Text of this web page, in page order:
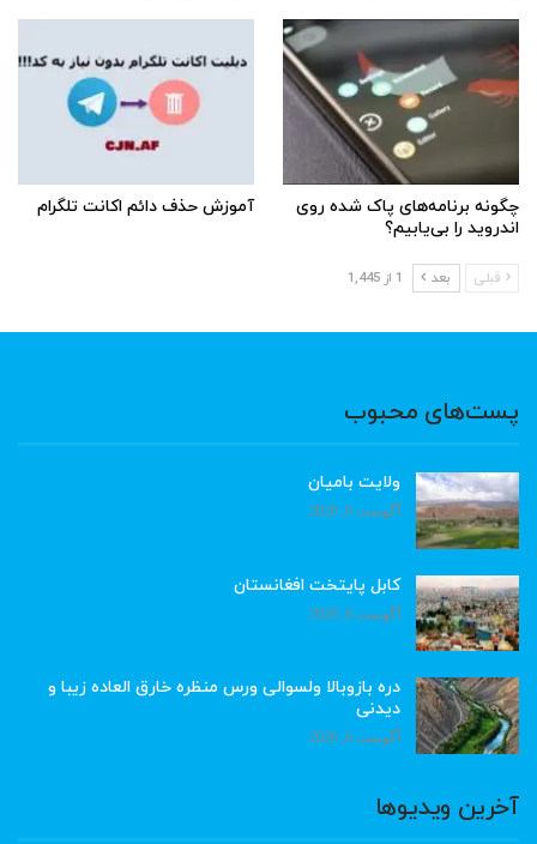
چگونه برنامه‌های پاک شده روی
اندروید را بی‌یابیم؟
آموزش حذف دائم اکانت تلگرام
قبلی بعد 1 از 1,445
پست‌های محبوب
ولایت بامیان
آگوست 6, 2026
کابل پایتخت افغانستان
آگوست 6, 2026
دره بازوبالا ولسوالی ورس منظره خارق العاده زیبا و
دیدنی
آگوست 6, 2026
آخرین ویدیوها